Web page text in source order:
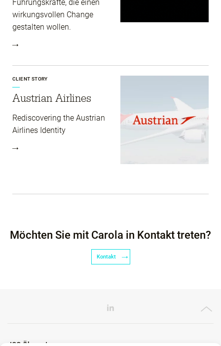
Führungskräfte, die einen
wirkungsvollen Change
gestalten wollen.
CLIENT STORY
Austrian Airlines
Rediscovering the Austrian
Airlines Identity
Möchten Sie mit Carola in Kontakt treten?
Kontakt